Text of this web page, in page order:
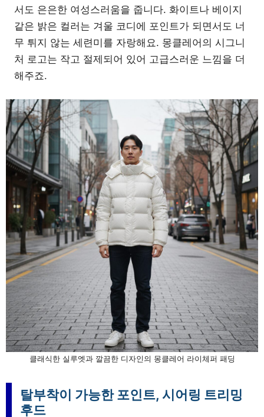
서도 은은한 여성스러움을 줍니다. 화이트나 베이지
같은 밝은 컬러는 겨울 코디에 포인트가 되면서도 너
무 튀지 않는 세련미를 자랑해요. 몽클레어의 시그니
처 로고는 작고 절제되어 있어 고급스러운 느낌을 더
해주죠.
클래식한 실루엣과 깔끔한 디자인의 몽클레어 라이체퍼 패딩
탈부착이 가능한 포인트, 시어링 트리밍
후드